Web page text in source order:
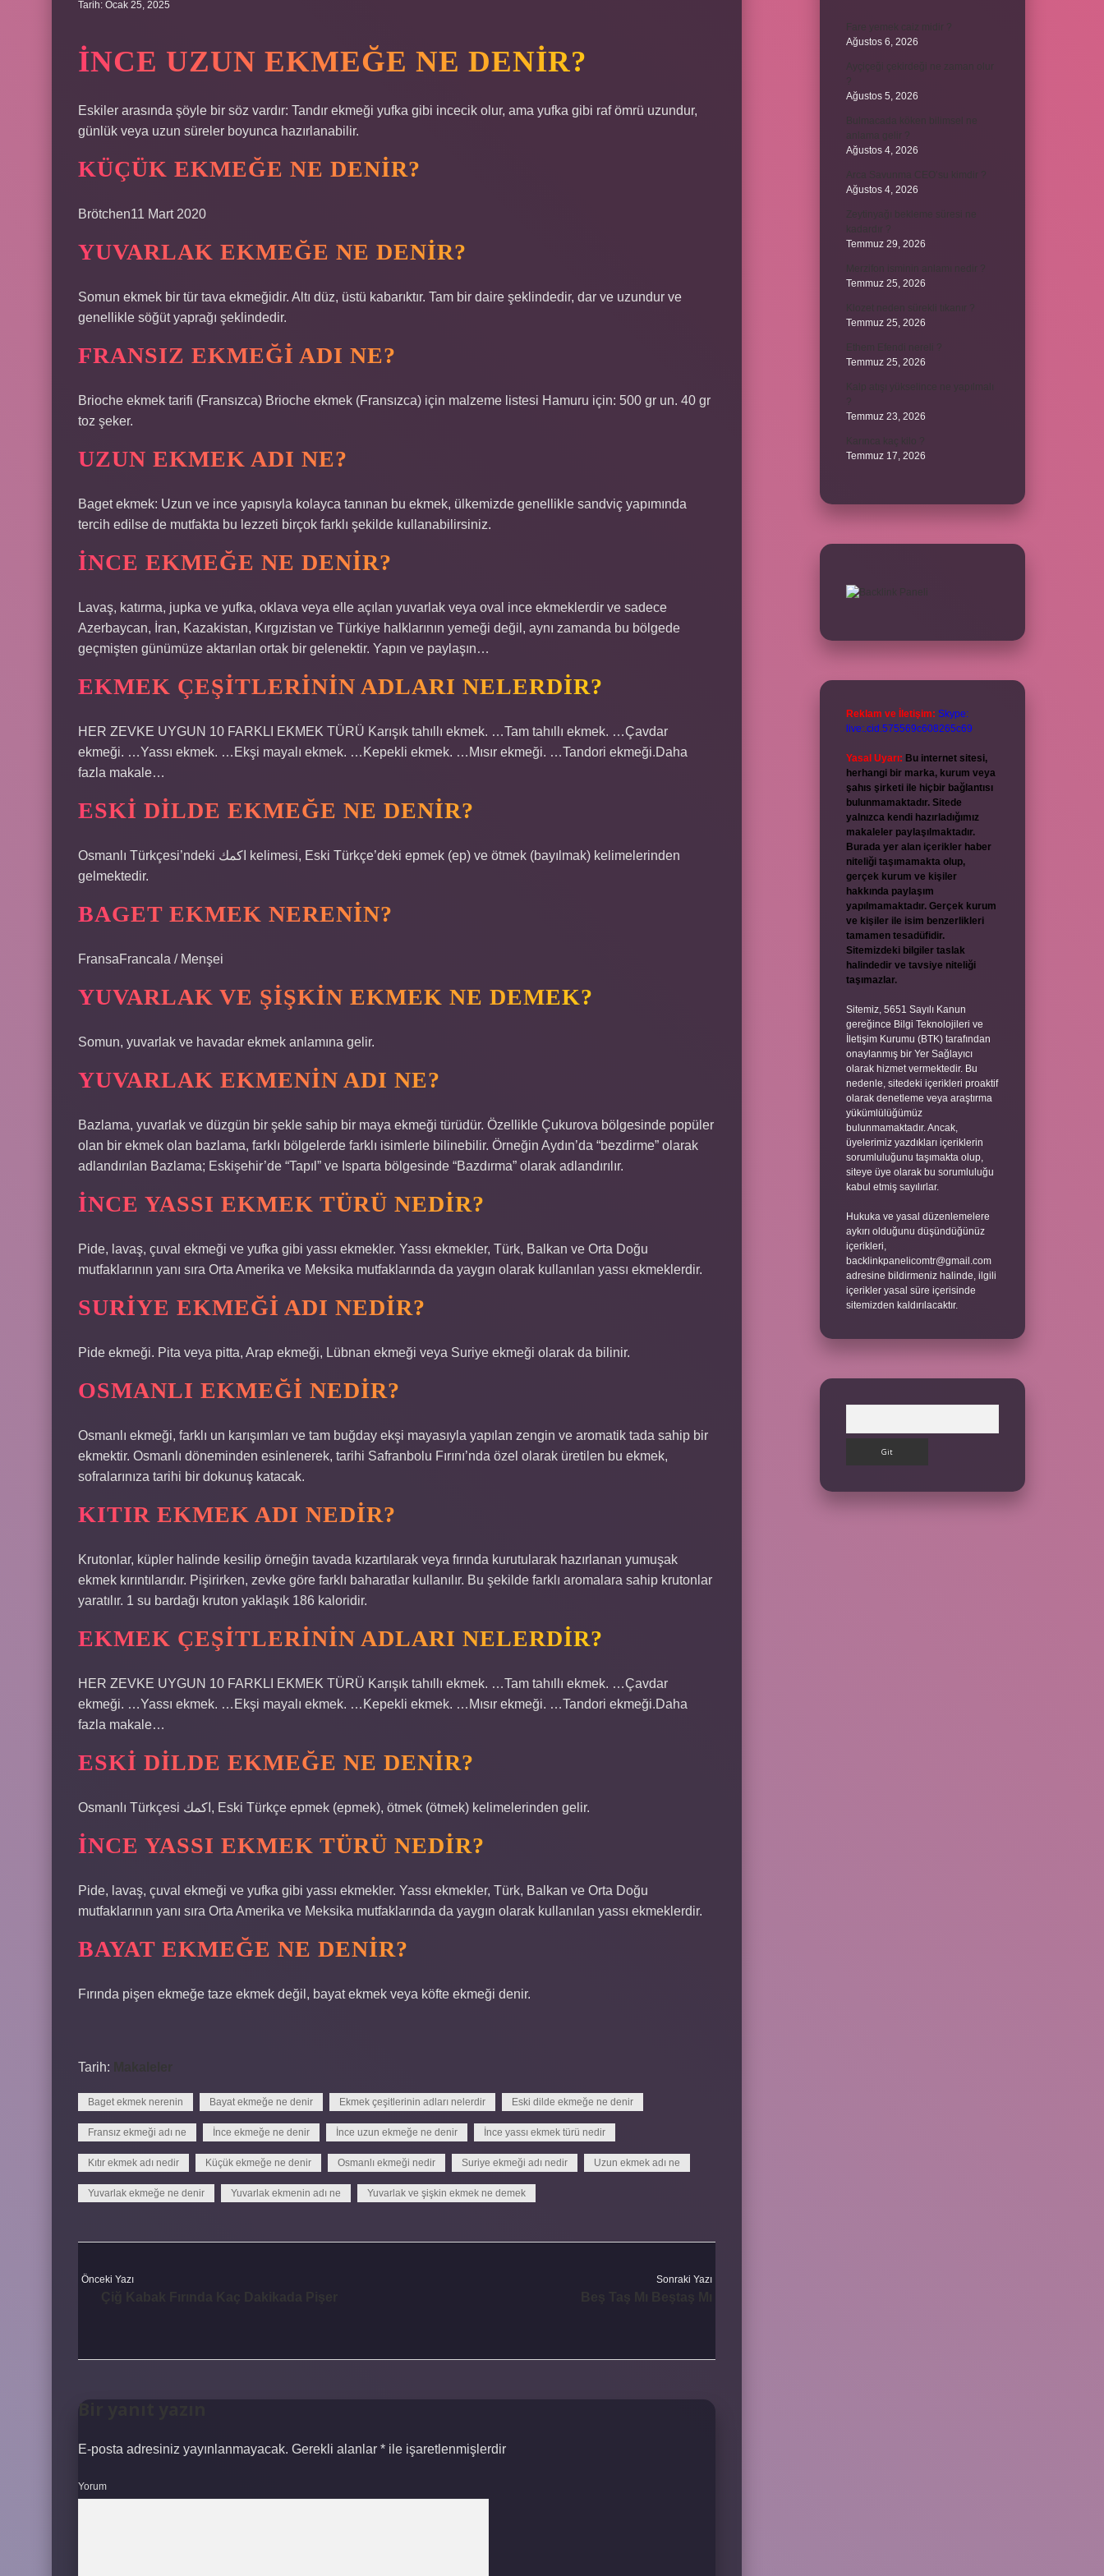
Tarih: Ocak 25, 2025
İNCE UZUN EKMEĞE NE DENIR?
Eskiler arasında şöyle bir söz vardır: Tandır ekmeği yufka gibi incecik olur, ama yufka gibi raf ömrü uzundur,
günlük veya uzun süreler boyunca hazırlanabilir.
KÜÇÜK EKMEĞE NE DENIR?
Brötchen11 Mart 2020
YUVARLAK EKMEĞE NE DENIR?
Somun ekmek bir tür tava ekmeğidir. Altı düz, üstü kabarıktır. Tam bir daire şeklindedir, dar ve uzundur ve
genellikle söğüt yaprağı şeklindedir.
FRANSIZ EKMEĞI ADI NE?
Brioche ekmek tarifi (Fransızca) Brioche ekmek (Fransızca) için malzeme listesi Hamuru için: 500 gr un. 40 gr
toz şeker.
UZUN EKMEK ADI NE?
Baget ekmek: Uzun ve ince yapısıyla kolayca tanınan bu ekmek, ülkemizde genellikle sandviç yapımında
tercih edilse de mutfakta bu lezzeti birçok farklı şekilde kullanabilirsiniz.
İNCE EKMEĞE NE DENIR?
Lavaş, katırma, jupka ve yufka, oklava veya elle açılan yuvarlak veya oval ince ekmeklerdir ve sadece
Azerbaycan, İran, Kazakistan, Kırgızistan ve Türkiye halklarının yemeği değil, aynı zamanda bu bölgede
geçmişten günümüze aktarılan ortak bir gelenektir. Yapın ve paylaşın…
EKMEK ÇEŞITLERININ ADLARI NELERDIR?
HER ZEVKE UYGUN 10 FARKLI EKMEK TÜRÜ Karışık tahıllı ekmek. …Tam tahıllı ekmek. …Çavdar
ekmeği. …Yassı ekmek. …Ekşi mayalı ekmek. …Kepekli ekmek. …Mısır ekmeği. …Tandori ekmeği.Daha
fazla makale…
ESKI DILDE EKMEĞE NE DENIR?
Osmanlı Türkçesi’ndeki اكمك kelimesi, Eski Türkçe’deki epmek (ep) ve ötmek (bayılmak) kelimelerinden
gelmektedir.
BAGET EKMEK NERENIN?
FransaFrancala / Menşei
YUVARLAK VE ŞIŞKIN EKMEK NE DEMEK?
Somun, yuvarlak ve havadar ekmek anlamına gelir.
YUVARLAK EKMENIN ADI NE?
Bazlama, yuvarlak ve düzgün bir şekle sahip bir maya ekmeği türüdür. Özellikle Çukurova bölgesinde popüler
olan bir ekmek olan bazlama, farklı bölgelerde farklı isimlerle bilinebilir. Örneğin Aydın’da “bezdirme” olarak
adlandırılan Bazlama; Eskişehir’de “Tapıl” ve Isparta bölgesinde “Bazdırma” olarak adlandırılır.
İNCE YASSI EKMEK TÜRÜ NEDIR?
Pide, lavaş, çuval ekmeği ve yufka gibi yassı ekmekler. Yassı ekmekler, Türk, Balkan ve Orta Doğu
mutfaklarının yanı sıra Orta Amerika ve Meksika mutfaklarında da yaygın olarak kullanılan yassı ekmeklerdir.
SURIYE EKMEĞI ADI NEDIR?
Pide ekmeği. Pita veya pitta, Arap ekmeği, Lübnan ekmeği veya Suriye ekmeği olarak da bilinir.
OSMANLI EKMEĞI NEDIR?
Osmanlı ekmeği, farklı un karışımları ve tam buğday ekşi mayasıyla yapılan zengin ve aromatik tada sahip bir
ekmektir. Osmanlı döneminden esinlenerek, tarihi Safranbolu Fırını’nda özel olarak üretilen bu ekmek,
sofralarınıza tarihi bir dokunuş katacak.
KITIR EKMEK ADI NEDIR?
Krutonlar, küpler halinde kesilip örneğin tavada kızartılarak veya fırında kurutularak hazırlanan yumuşak
ekmek kırıntılarıdır. Pişirirken, zevke göre farklı baharatlar kullanılır. Bu şekilde farklı aromalara sahip krutonlar
yaratılır. 1 su bardağı kruton yaklaşık 186 kaloridir.
EKMEK ÇEŞITLERININ ADLARI NELERDIR?
HER ZEVKE UYGUN 10 FARKLI EKMEK TÜRÜ Karışık tahıllı ekmek. …Tam tahıllı ekmek. …Çavdar
ekmeği. …Yassı ekmek. …Ekşi mayalı ekmek. …Kepekli ekmek. …Mısır ekmeği. …Tandori ekmeği.Daha
fazla makale…
ESKI DILDE EKMEĞE NE DENIR?
Osmanlı Türkçesi اكمك‎, Eski Türkçe epmek‎ (epmek), ötmek‎ (ötmek) kelimelerinden gelir.
İNCE YASSI EKMEK TÜRÜ NEDIR?
Pide, lavaş, çuval ekmeği ve yufka gibi yassı ekmekler. Yassı ekmekler, Türk, Balkan ve Orta Doğu
mutfaklarının yanı sıra Orta Amerika ve Meksika mutfaklarında da yaygın olarak kullanılan yassı ekmeklerdir.
BAYAT EKMEĞE NE DENIR?
Fırında pişen ekmeğe taze ekmek değil, bayat ekmek veya köfte ekmeği denir.
Tarih: Makaleler
Baget ekmek nerenin Bayat ekmeğe ne denir Ekmek çeşitlerinin adları nelerdir Eski dilde ekmeğe ne denir
Fransız ekmeği adı ne İnce ekmeğe ne denir İnce uzun ekmeğe ne denir İnce yassı ekmek türü nedir
Kıtır ekmek adı nedir Küçük ekmeğe ne denir Osmanlı ekmeği nedir Suriye ekmeği adı nedir Uzun ekmek adı ne
Yuvarlak ekmeğe ne denir Yuvarlak ekmenin adı ne Yuvarlak ve şişkin ekmek ne demek
Önceki Yazı Sonraki Yazı
E-posta adresiniz yayınlanmayacak. Gerekli alanlar * ile işaretlenmişlerdir
Yorum
Fare yemek caiz midir ?
Ağustos 6, 2026
Ayçiçeği çekirdeği ne zaman olur
Ağustos 5, 2026
Bulmacada köken bilimsel ne
Ağustos 4, 2026
Ağustos 4, 2026
Zeytinyağı bekleme süresi ne
Temmuz 29, 2026
Temmuz 25, 2026
Temmuz 25, 2026
Temmuz 25, 2026
Temmuz 23, 2026
Temmuz 17, 2026
Reklam ve İletişim: Skype:
live:.cid.575569c608265c69
Yasal Uyarı: Bu internet sitesi,
herhangi bir marka, kurum veya
şahıs şirketi ile hiçbir bağlantısı
bulunmamaktadır. Sitede
yalnızca kendi hazırladığımız
makaleler paylaşılmaktadır.
Burada yer alan içerikler haber
niteliği taşımamakta olup,
gerçek kurum ve kişiler
hakkında paylaşım
yapılmamaktadır. Gerçek kurum
ve kişiler ile isim benzerlikleri
tamamen tesadüfidir.
Sitemizdeki bilgiler taslak
halindedir ve tavsiye niteliği
taşımazlar.
Sitemiz, 5651 Sayılı Kanun
gereğince Bilgi Teknolojileri ve
İletişim Kurumu (BTK) tarafından
onaylanmış bir Yer Sağlayıcı
olarak hizmet vermektedir. Bu
nedenle, sitedeki içerikleri proaktif
olarak denetleme veya araştırma
yükümlülüğümüz
bulunmamaktadır. Ancak,
üyelerimiz yazdıkları içeriklerin
sorumluluğunu taşımakta olup,
siteye üye olarak bu sorumluluğu
kabul etmiş sayılırlar.
Hukuka ve yasal düzenlemelere
aykırı olduğunu düşündüğünüz
içerikleri,
backlinkpanelicomtr@gmail.com
adresine bildirmeniz halinde, ilgili
içerikler yasal süre içerisinde
sitemizden kaldırılacaktır.